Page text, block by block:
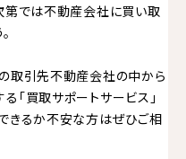
第では不動産会社に買い取
取引先不動産会社の中から
「買取サポートサービス」
きるか不安な方はぜひご相